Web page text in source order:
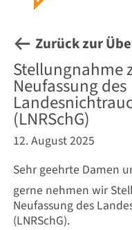
Stellungnahme
Neufassung des
(LNRSchG)
12. August 2025
Sehr geehrte Damen
gerne nehmen wir
Neufassung des
(LNRSchG).
Zurück zur